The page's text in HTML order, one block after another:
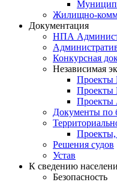
Жилищно-
Документация
НПА
Конкурсная
Независимая
Проекты
Проекты
Документы по
Проекты,
Решения судов
Устав
К сведению
Безопасность